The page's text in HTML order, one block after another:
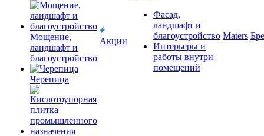
Мощение,
ландшафт и
благоустройство
Черепица
Акции
Фасад,
ландшафт и
благоустройство
Интерьеры и
работы внутри
помещений
Maters